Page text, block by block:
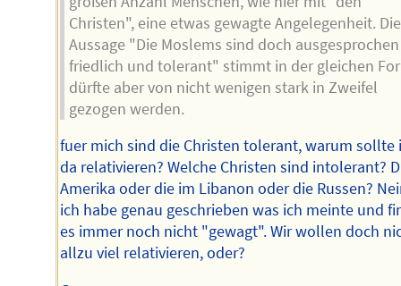
Christen", eine etwas gewagte Angelegenheit. Die
Aussage "Die Moslems sind doch ausgesprochen
friedlich und tolerant" stimmt in der gleichen
dürfte aber von nicht wenigen stark in Zweifel
gezogen werden.
fuer mich sind die Christen tolerant, warum sollte
da relativieren? Welche Christen sind intolerant?
Amerika oder die im Libanon oder die Russen?
ich habe genau geschrieben was ich meinte und
es immer noch nicht "gewagt". Wir wollen doch
allzu viel relativieren, oder?